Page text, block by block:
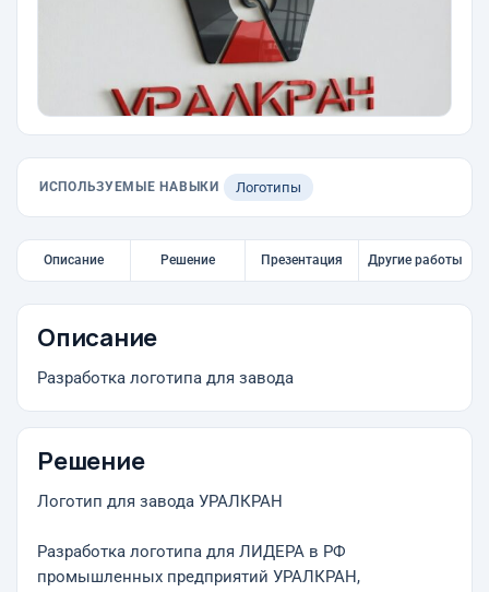
ИСПОЛЬЗУЕМЫЕ НАВЫКИ Логотипы
Описание Решение Презентация Другие работы
Описание
Разработка логотипа для завода
Решение
Логотип для завода УРАЛКРАН
Разработка логотипа для ЛИДЕРА в РФ
промышленных предприятий УРАЛКРАН,